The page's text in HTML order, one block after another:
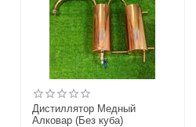
Дистиллятор Медный
Алковар (Без куба)